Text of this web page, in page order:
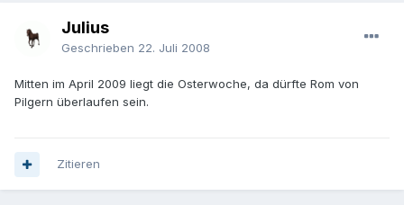
Julius
Geschrieben 22. Juli 2008
Mitten im April 2009 liegt die Osterwoche, da dürfte Rom von
Pilgern überlaufen sein.
Zitieren